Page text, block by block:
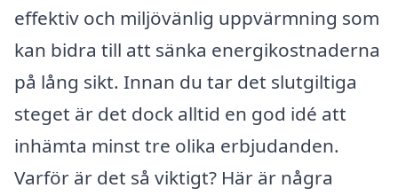
effektiv och miljövänlig uppvärmning som
kan bidra till att sänka energikostnaderna
på lång sikt. Innan du tar det slutgiltiga
steget är det dock alltid en god idé att
inhämta minst tre olika erbjudanden.
Varför är det så viktigt? Här är några